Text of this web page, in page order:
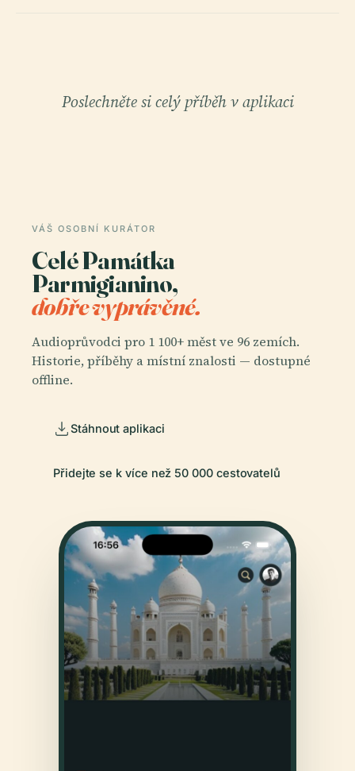
Poslechněte si celý příběh v aplikaci
VÁŠ OSOBNÍ KURÁTOR
Celé Památka
Parmigianino,
dobře vyprávěné.
Audioprůvodci pro 1 100+ měst ve 96 zemích.
Historie, příběhy a místní znalosti — dostupné
offline.
Stáhnout aplikaci
Přidejte se k více než 50 000 cestovatelů